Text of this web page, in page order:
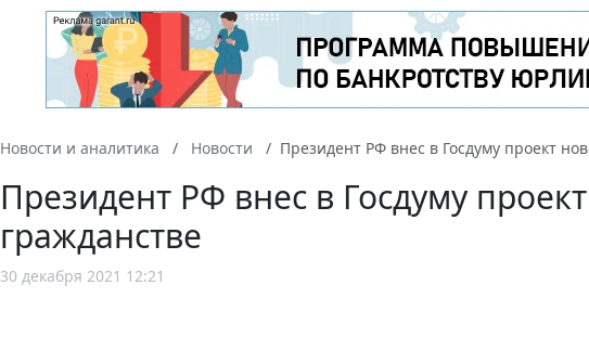
Новости и аналитика Новости Президент РФ внес в Госдуму проект
Президент РФ внес в Госдуму
гражданстве
30 декабря 2021 12:21